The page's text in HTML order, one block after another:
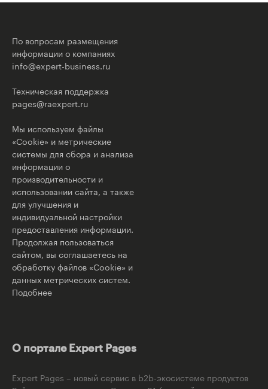
По вопросам размещения
информации о компаниях
info@expert-business.ru
Техническая поддержка
pages@raexpert.ru
Мы используем файлы
«Cookie» и метрические
системы для сбора и анализа
информации о
производительности и
использовании сайта, а также
для улучшения и
индивидуальной настройки
предоставления информации.
Продолжая пользоваться
сайтом, вы соглашаетесь на
обработку файлов «Cookie» и
данных метрических систем.
Подобнее
О портале Expert Pages
Expert Pages – новый сервис в b2b-экосистеме продуктов